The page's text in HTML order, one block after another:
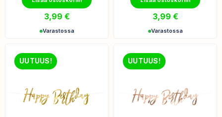
3,99 €
Varastossa
3,99 €
Varastossa
UUTUUS! UUTUUS!